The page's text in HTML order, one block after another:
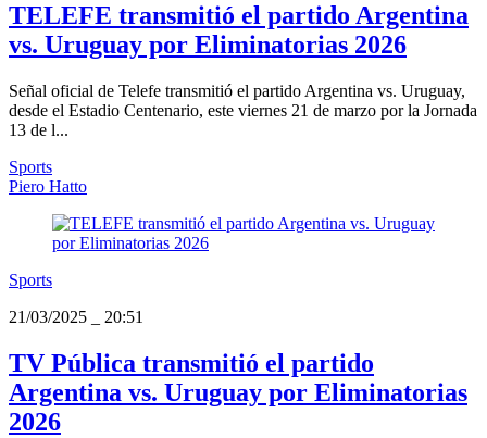
TELEFE transmitió el partido Argentina
vs. Uruguay por Eliminatorias 2026
Señal oficial de Telefe transmitió el partido Argentina vs. Uruguay,
desde el Estadio Centenario, este viernes 21 de marzo por la Jornada
13 de l...
Sports
Piero Hatto
Sports
21/03/2025
20:51
TV Pública transmitió el partido
Argentina vs. Uruguay por Eliminatorias
2026